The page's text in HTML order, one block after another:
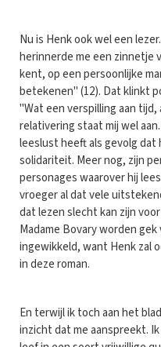
Nu is Henk ook wel een
herinnerde me een zinnetje
kent, op een persoonlijke
betekenen" (12). Dat klinkt
"Wat een verspilling aan tijd,
relativering staat mij wel
leeslust heeft als gevolg dat
solidariteit. Meer nog, zijn
personages waarover hij
vroeger al dat vele
dat lezen slecht kan zijn
Madame Bovary worden
ingewikkeld, want Henk zal
in deze roman.
En terwijl ik toch aan het
inzicht dat me aanspreekt.